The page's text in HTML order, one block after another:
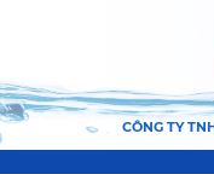
CÔNG TY